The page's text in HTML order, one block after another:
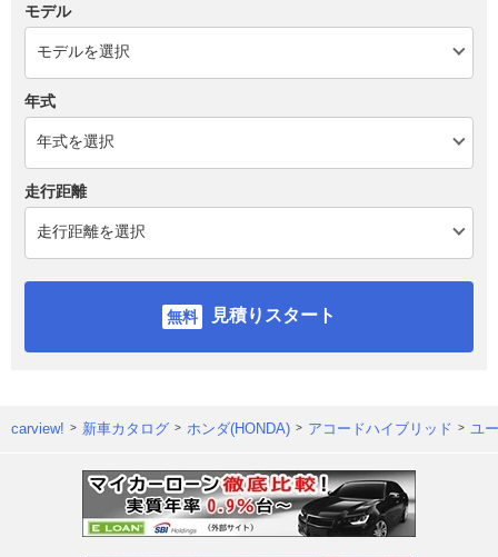
モデル
年式
走行距離
見積りスタート
carview! 新車カタログ ホンダ(HONDA) アコードハイブリッド ユ